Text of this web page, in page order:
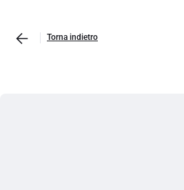
Torna indietro